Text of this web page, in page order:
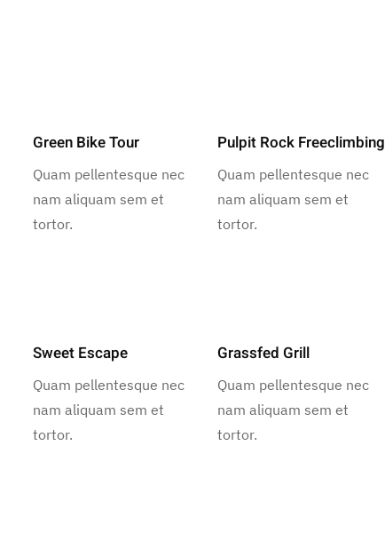
Green Bike Tour
Quam pellentesque nec
nam aliquam sem et
tortor.
Pulpit Rock Freeclimbing
Quam pellentesque nec
nam aliquam sem et
tortor.
Sweet Escape
Quam pellentesque nec
nam aliquam sem et
tortor.
Grassfed Grill
Quam pellentesque nec
nam aliquam sem et
tortor.